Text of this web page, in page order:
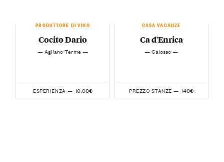
PRODUTTORE DI VINO
Cocito Dario
— Agliano Terme —
ESPERIENZA — 10.00€
CASA VACANZE
Ca d'Enrica
— Calosso —
PREZZO STANZE — 140€